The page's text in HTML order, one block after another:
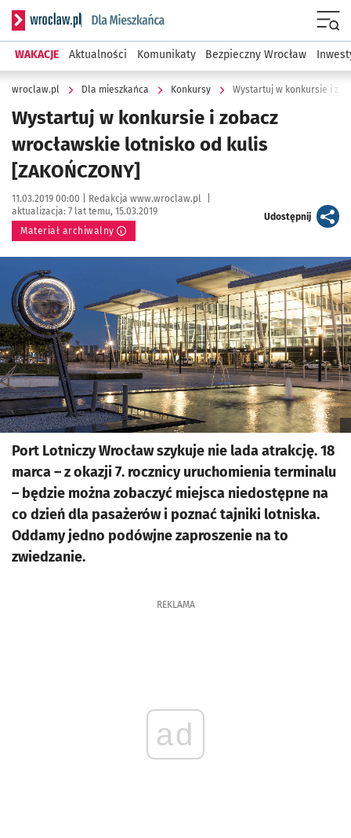
Serwis informacyjny wroclaw.pl podserwis: Dla mieszkańca
WAKACJE Aktualności Komunikaty Bezpieczny Wrocław
wroclaw.pl Dla mieszkańca Konkursy Wystartuj w konkursie i
Wystartuj w konkursie i zobacz
wrocławskie lotnisko od kulis
[ZAKOŃCZONY]
Data publikacji:
11.03.2019 00:00 | Autor:
Redakcja www.wroclaw.pl
aktualizacja: 7 lat temu, 15.03.2019
Materiał archiwalny
Udostępnijartykuł
Port Lotniczy Wrocław szykuje nie lada atrakcję. 18
marca – z okazji 7. rocznicy uruchomienia terminalu
– będzie można zobaczyć miejsca niedostępne na
co dzień dla pasażerów i poznać tajniki lotniska.
Oddamy jedno podówjne zaproszenie na to
zwiedzanie.
REKLAMA
ad